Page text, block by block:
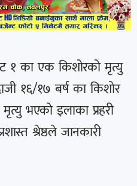
१ का एक किशोरको मृत्यु
१६/१७ बर्ष का किशोर
भएको इलाका प्रहरी
श्रेष्ठले जानकारी